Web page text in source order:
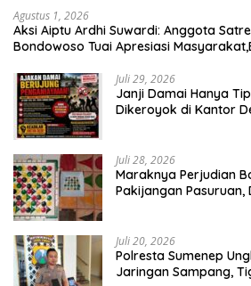
Agustus 1, 2026
Aksi Aiptu Ardhi Suwardi: Anggota
Bondowoso Tuai Apresiasi
Juli 29, 2026
Janji Damai Hanya
Dikeroyok di Kantor
Juli 28, 2026
Maraknya Perjudian
Pakijangan Pasuruan,
Juli 20, 2026
Polresta Sumenep
Jaringan Sampang,